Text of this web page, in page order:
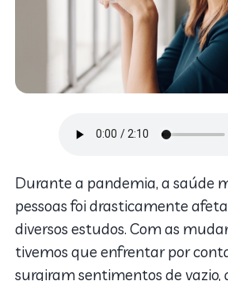
Durante a pandemia, a saúde
pessoas foi drasticamente
diversos estudos. Com as
tivemos que enfrentar por
surgiram sentimentos de vazio,